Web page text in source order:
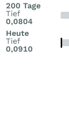
200 Tage
Tief
0,0804
Heute
Tief
0,0910